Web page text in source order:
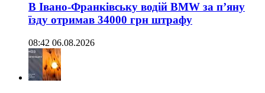
В Івано-Франківську водій BMW за п’яну
їзду отримав 34000 грн штрафу
08:42 06.08.2026